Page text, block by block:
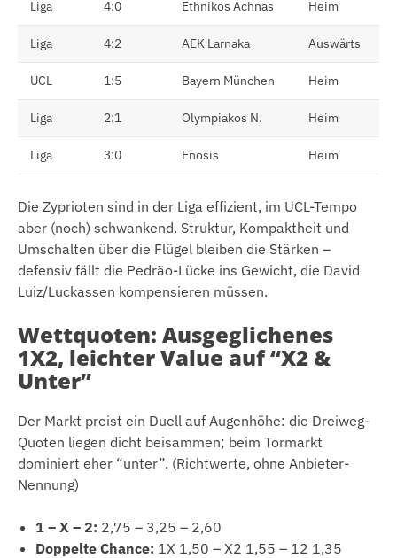
Liga 4:0 Ethnikos Achnas Heim
Liga 4:2 AEK Larnaka Auswärts
UCL 1:5 Bayern München Heim
Liga 2:1 Olympiakos N. Heim
Liga 3:0 Enosis Heim
Die Zyprioten sind in der Liga effizient, im UCL-Tempo
aber (noch) schwankend. Struktur, Kompaktheit und
Umschalten über die Flügel bleiben die Stärken –
defensiv fällt die Pedrão-Lücke ins Gewicht, die David
Luiz/Luckassen kompensieren müssen.
Wettquoten: Ausgeglichenes
1X2, leichter Value auf “X2 &
Unter”
Der Markt preist ein Duell auf Augenhöhe: die Dreiweg-
Quoten liegen dicht beisammen; beim Tormarkt
dominiert eher “unter”. (Richtwerte, ohne Anbieter-
Nennung)
1 – X – 2: 2,75 – 3,25 – 2,60
Doppelte Chance: 1X 1,50 – X2 1,55 – 12 1,35